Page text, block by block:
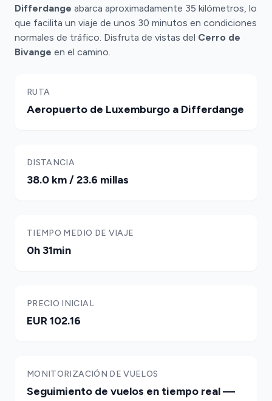
Differdange abarca aproximadamente 35 kilómetros, lo
que facilita un viaje de unos 30 minutos en condiciones
normales de tráfico. Disfruta de vistas del Cerro de
Bivange en el camino.
RUTA
Aeropuerto de Luxemburgo a Differdange
DISTANCIA
38.0 km / 23.6 millas
TIEMPO MEDIO DE VIAJE
0h 31min
PRECIO INICIAL
EUR 102.16
MONITORIZACIÓN DE VUELOS
Seguimiento de vuelos en tiempo real —